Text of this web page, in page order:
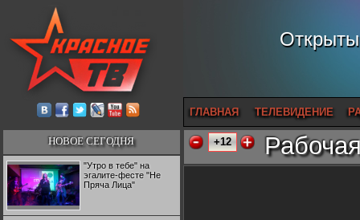
ГЛАВНАЯ ТЕЛЕВИДЕНИЕ
НОВОЕ СЕГОДНЯ
"Утро в тебе" на
эгалите-фесте "Не
Пряча Лица"
+12